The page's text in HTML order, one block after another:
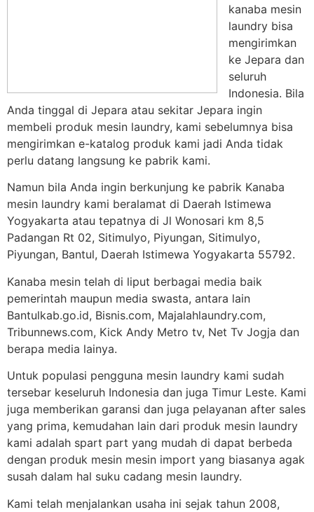
kanaba mesin
laundry bisa
mengirimkan
ke Jepara dan
seluruh
Indonesia. Bila
Anda tinggal di Jepara atau sekitar Jepara ingin
membeli produk mesin laundry, kami sebelumnya bisa
mengirimkan e-katalog produk kami jadi Anda tidak
perlu datang langsung ke pabrik kami.
Namun bila Anda ingin berkunjung ke pabrik Kanaba
mesin laundry kami beralamat di Daerah Istimewa
Yogyakarta atau tepatnya di Jl Wonosari km 8,5
Padangan Rt 02, Sitimulyo, Piyungan, Sitimulyo,
Piyungan, Bantul, Daerah Istimewa Yogyakarta 55792.
Kanaba mesin telah di liput berbagai media baik
pemerintah maupun media swasta, antara lain
Bantulkab.go.id, Bisnis.com, Majalahlaundry.com,
Tribunnews.com, Kick Andy Metro tv, Net Tv Jogja dan
berapa media lainya.
Untuk populasi pengguna mesin laundry kami sudah
tersebar keseluruh Indonesia dan juga Timur Leste. Kami
juga memberikan garansi dan juga pelayanan after sales
yang prima, kemudahan lain dari produk mesin laundry
kami adalah spart part yang mudah di dapat berbeda
dengan produk mesin mesin import yang biasanya agak
susah dalam hal suku cadang mesin laundry.
Kami telah menjalankan usaha ini sejak tahun 2008,